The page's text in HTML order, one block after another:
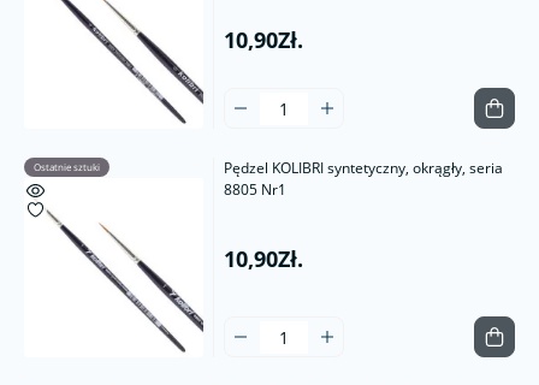
10,90Zł.
Ostatnie sztuki
Pędzel KOLIBRI syntetyczny, okrągły, seria
8805 Nr1
10,90Zł.